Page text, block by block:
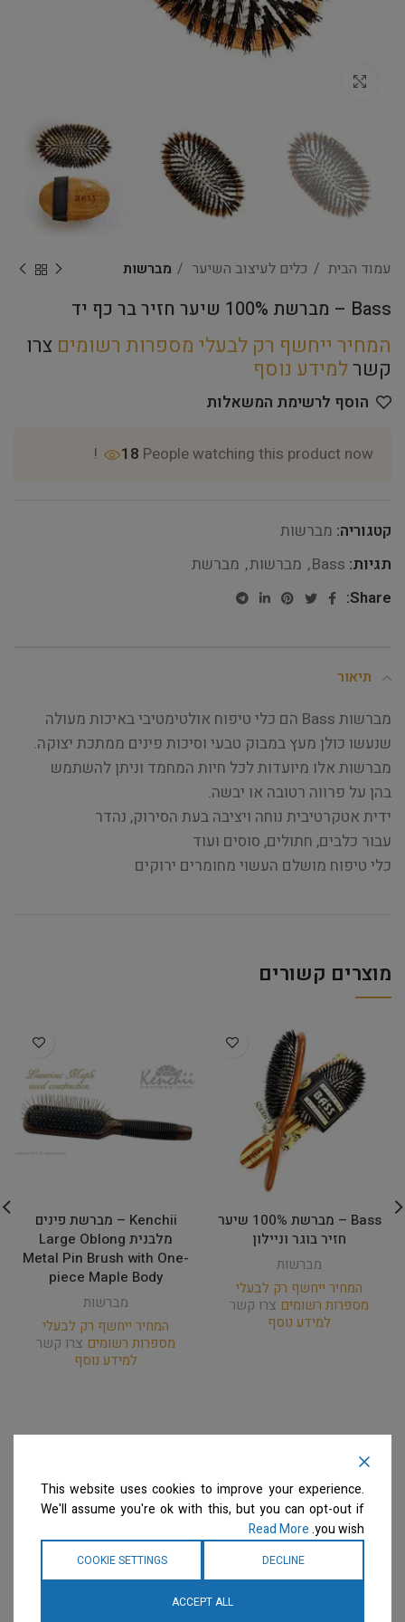
עמוד הבית כלים לעיצוב השיער מברשות
Bass – מברשת 100% שיער חזיר בר כף יד
המחיר ייחשף רק לבעלי מספרות רשומים צרו
קשרלמידע נוסף
הוסף לרשימת המשאלות
18 People watching this product now!
קטגוריה: מברשות
תגיות: Bass
, מברשות, מברשת
Share:
תיאור
מברשות Bass הם כלי טיפוח אולטימטיבי באיכות מעולה
שנעשו כולן מעץ במבוק טבעי וסיכות פינים ממתכת יצוקה.
מברשות אלו מיועדות לכל חיות המחמד וניתן להשתמש
בהן על פרווה רטובה או יבשה.
ידית אטקרטיבית נוחה ויציבה בעת הסירוק, נהדר
עבור כלבים, חתולים, סוסים ועוד
כלי טיפוח מושלם העשוי מחומרים ירוקים
מוצרים קשורים
Bass – מברשת 100% שיער
חזיר בוגר וניילון
מברשות
המחיר ייחשף רק לבעלי
מספרות רשומים צרו קשר
למידע נוסף
Kenchii – מברשת פינים
מלבנית Large Oblong
Metal Pin Brush with One-
piece Maple Body
מברשות
המחיר ייחשף רק לבעלי
מספרות רשומים צרו קשר
למידע נוסף
This website uses cookies to improve your experience.
We'll assume you're ok with this, but you can opt-out if
you wish.
Read More
DECLINE
COOKIE SETTINGS
ACCEPT ALL